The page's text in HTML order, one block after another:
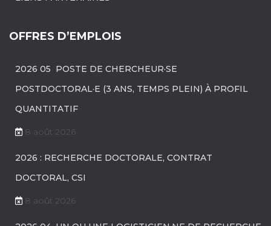
OFFRES D’EMPLOIS
2026 05 POSTE DE CHERCHEUR·SE
POSTDOCTORAL·E (3 ANS, TEMPS PLEIN) À PROFIL
QUANTITATIF
8 août 2026
2026 : RECHERCHE DOCTORALE, CONTRAT
DOCTORAL, CSI
8 août 2026